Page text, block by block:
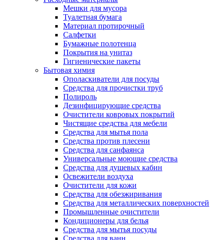
Мешки для мусора
Туалетная бумага
Материал протирочный
Салфетки
Бумажные полотенца
Покрытия на унитаз
Гигиенические пакеты
Бытовая химия
Ополаскиватели для посуды
Средства для прочистки труб
Полироль
Дезинфицирующие средства
Очистители ковровых покрытий
Чистящие средства для мебели
Средства для мытья пола
Средства против плесени
Средства для санфаянса
Универсальные моющие средства
Средства для душевых кабин
Освежители воздуха
Очистители для кожи
Средства для обезжиривания
Средства для металлических поверхностей
Промышленные очистители
Кондиционеры для белья
Средства для мытья посуды
Средства для ванн